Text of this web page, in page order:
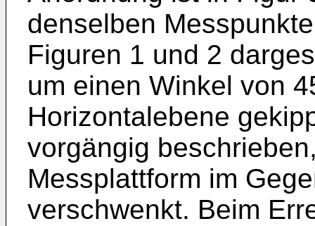
denselben
Figuren 1 und 2
um einen Winkel von
Horizontalebene
vorgängig
Messplattform im
verschwenkt. Beim